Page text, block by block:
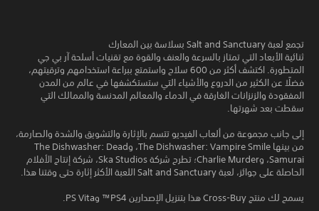
تجمع لعبة Salt and Sanctuary بسلاسة بين المعارك
ثنائية الأبعاد التي تمتاز بالسرعة والعنف والقوة مع تقنيات أسلحة آر بي جي
المتطورة. اكتشف أكثر من 600 سلاح واستمتع ببراعة استخدامهم وترقيتهم،
فضلًا عن الكثير من الدروع والأشياء التي ستستكشفها في عالم من المدن
المفقودة والزنزانات الغارقة في الدماء والمعالم المدنسة والممالك التي
سقطت بعد شهرتها.
إلى جانب مجموعة من ألعاب الفيديو تتسم بالإثارة والتشويق والشدة والصارمة،
من بينها The Dishwasher: Vampire Smile، وThe Dishwasher: Dead
Samurai، وCharlie Murder؛ تطرح شركة Ska Studios، شركة إنتاج الأفلام
الحاصلة على جوائز، لعبة Salt and Sanctuary اللعبة الأكثر إثارة حتى وقتنا هذا.
يسمح لك منتج Cross-Buy هذا بتنزيل الإصدارين PS4™ وPS Vita.